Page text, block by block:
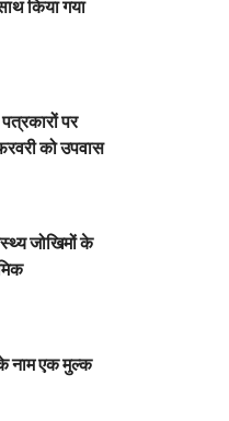
किया गया
पर
को उपवास
जोखिमों के
नाम एक मुल्क